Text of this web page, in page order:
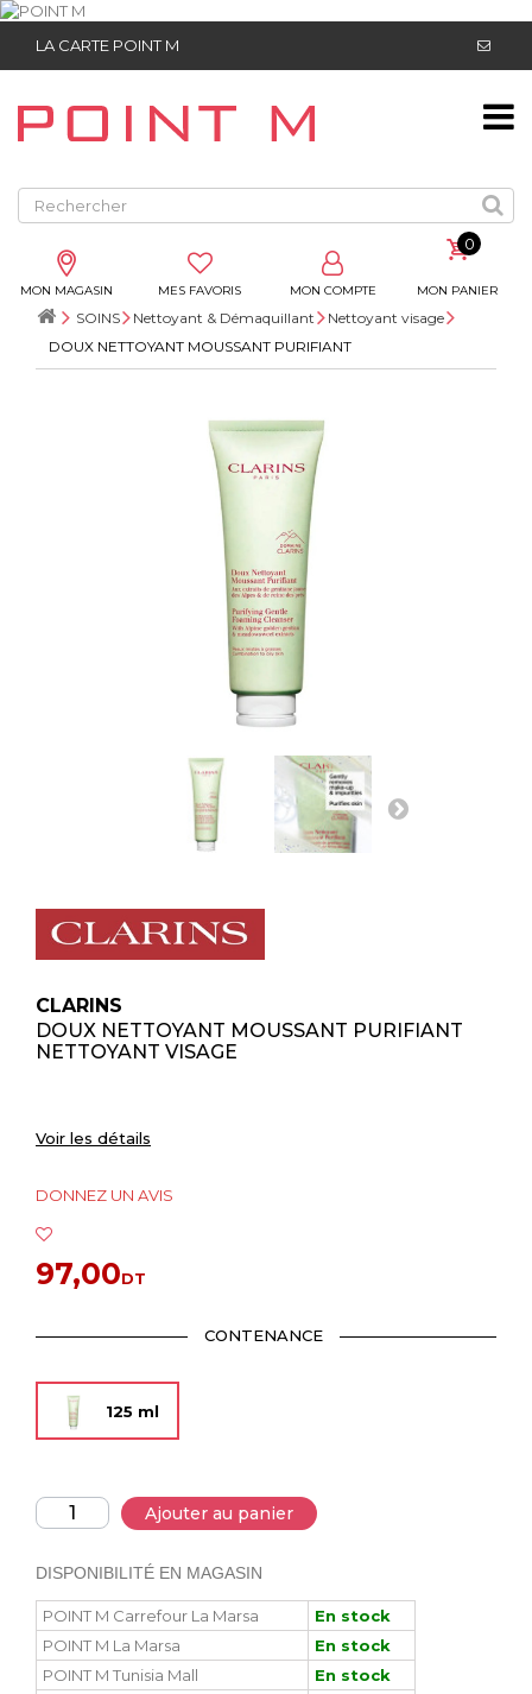
LA CARTE POINT M
MON MAGASIN MES FAVORIS MON COMPTE
0
MON PANIER
SOINS Nettoyant & Démaquillant
Nettoyant visage
DOUX NETTOYANT MOUSSANT PURIFIANT
CLARINS
DOUX NETTOYANT MOUSSANT PURIFIANT
NETTOYANT VISAGE
Voir les détails
DONNEZ UN AVIS
97,00DT
CONTENANCE
125 ml
Ajouter au panier
DISPONIBILITÉ EN MAGASIN
POINT M Carrefour La Marsa
En stock
POINT M La Marsa
En stock
POINT M Tunisia Mall
En stock